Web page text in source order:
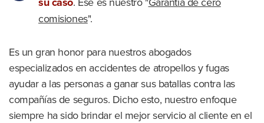
comisiones".
Es un gran honor para nuestros abogados
especializados en accidentes de atropellos y fugas
ayudar a las personas a ganar sus batallas contra las
compañías de seguros. Dicho esto, nuestro enfoque
siempre ha sido brindar el mejor servicio al cliente en el